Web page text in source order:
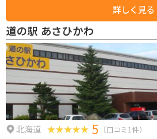
詳しく見る
道の駅 あさひかわ
北海道 5 （口コミ1件）